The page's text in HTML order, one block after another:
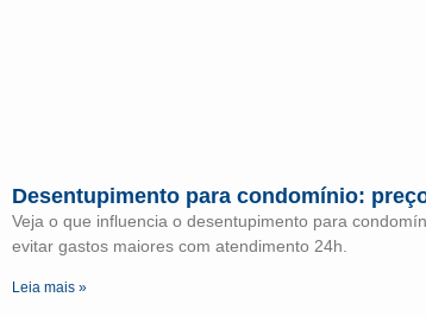
Desentupimento para condomínio:
Veja o que influencia o desentupimento para
evitar gastos maiores com atendimento 24h.
Leia mais »